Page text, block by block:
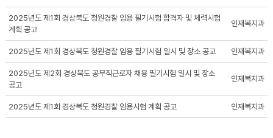
2025년도 제1회 경상북도 청원경찰 임용 필기시험 합격자 및 체력시험
계획 공고
인재복지과
2025년도 제1회 경상북도 청원경찰 임용 필기시험 일시 및 장소 공고 인재복지과
2025년도 제2회 경상북도 공무직근로자 채용 필기시험 일시 및 장소
공고
인재복지과
2025년도 제1회 경상북도 청원경찰 임용시험 계획 공고 인재복지과